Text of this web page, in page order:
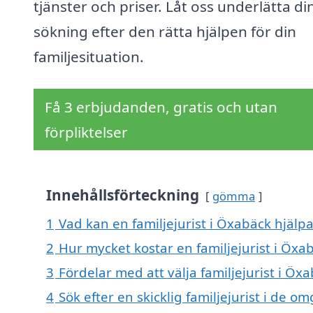
tjänster och priser. Låt oss underlätta
sökning efter den rätta hjälpen för din
familjesituation.
Få 3 erbjudanden, gratis och utan
förpliktelser
Innehållsförteckning gömma
1 Vad kan en familjejurist i Öxabäck
2 Hur mycket kostar en familjejurist i
3 Fördelar med att välja familjejurist i
4 Sök efter en skicklig familjejurist i de